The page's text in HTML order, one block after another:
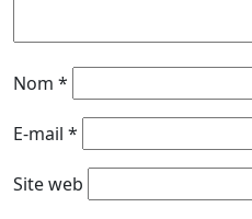
Nom *
E-mail *
Site web